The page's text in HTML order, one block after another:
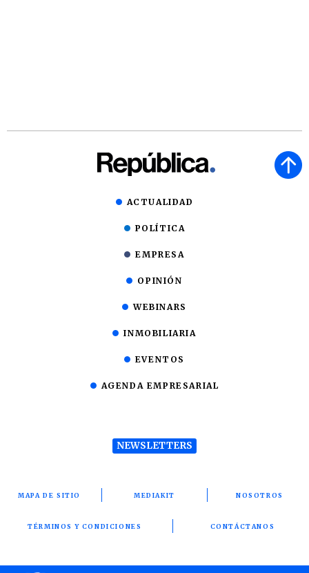
ACTUALIDAD
POLÍTICA
EMPRESA
OPINIÓN
WEBINARS
INMOBILIARIA
EVENTOS
AGENDA EMPRESARIAL
NEWSLETTERS
MAPA DE SITIO MEDIAKIT NOSOTROS
TÉRMINOS Y CONDICIONES CONTÁCTANOS